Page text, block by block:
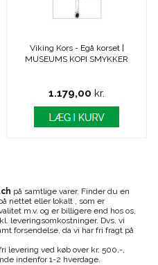
Viking Kors - Egå korset |
MUSEUMS KOPI SMYKKER
1.179,00kr.
på samtlige varer. Finder du en
nettet eller lokalt , som er
m.v. og er billigere end hos os,
leveringsomkostninger. Dvs. vi
forsendelse, da vi har fri fragt på
levering ved køb over kr. 500,-,
indenfor 1-2 hverdage.